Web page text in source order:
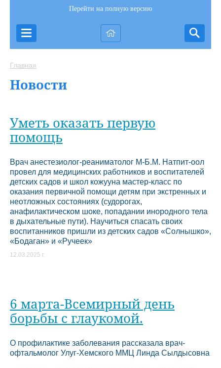
Перейти на полную версию
Главная
Новости
Уметь оказать первую
помощь
Врач анестезиолог-реаниматолог М-Б.М. Натпит-оол
провел для медицинских работников и воспитателей
детских садов и школ кожууна мастер-класс по
оказания первичной помощи детям при экстренных и
неотложных состояниях (судорогах,
анафилактическом шоке, попадании инородного тела
в дыхательные пути). Научиться спасать своих
воспитанников пришли из детских садов «Солнышко»,
«Бодаган» и «Ручеек»
12.03.2025 г.
6 марта-Всемирный день
борьбы с глаукомой.
О профилактике заболевания рассказала врач-
офтальмолог Улуг-Хемского ММЦ Линда Сылдысовна